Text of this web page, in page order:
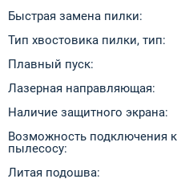
Быстрая замена пилки:
Тип хвостовика пилки, тип:
Плавный пуск:
Лазерная направляющая:
Наличие защитного экрана:
Возможность подключения к
пылесосу:
Литая подошва: